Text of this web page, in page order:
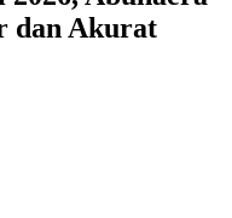
dan Akurat